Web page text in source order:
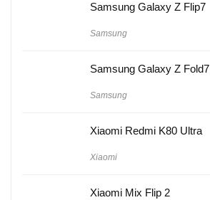
Samsung Galaxy Z Flip7
Samsung
Samsung Galaxy Z Fold7
Samsung
Xiaomi Redmi K80 Ultra
Xiaomi
Xiaomi Mix Flip 2